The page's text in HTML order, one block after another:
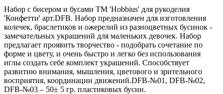
Набор с бисером и бусами ТМ 'Hobbius' для рукоделия
'Конфетти' арт.DFB. Набор предназначен для изготовления
колечек, браслетиков и ожерелий из разноцветных бусинок -
замечательных украшений для маленьких девочек. Набор
предлагает проявить творчество - подобрать сочетание по
форме и цвету, и очень быстро и легко без использования
иглы создать себе комплект украшений. Способствует
развитию внимания, мышления, цветового и зрительного
восприятия, координации движений.DFB-№01, DFB-№02,
DFB-№03 – 50± 5 гр. пластиковых бусин.